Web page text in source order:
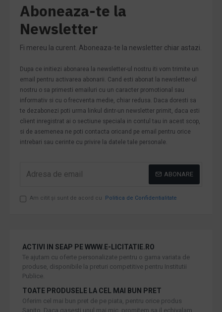
Aboneaza-te la
Newsletter
Fi mereu la curent. Aboneaza-te la newsletter chiar astazi.
Dupa ce initiezi abonarea la newsletter-ul nostru iti vom trimite un
email pentru activarea abonarii. Cand esti abonat la newsletter-ul
nostru o sa primesti emailuri cu un caracter promotional sau
informativ si cu o frecventa medie, chiar redusa. Daca doresti sa
te dezabonezi poti urma linkul dintr-un newsletter primit, daca esti
client inregistrat ai o sectiune speciala in contul tau in acest scop,
si de asemenea ne poti contacta oricand pe email pentru orice
intrebari sau cerinte cu privire la datele tale personale.
ABONARE
Am citit şi sunt de acord cu Politica de Confidentialitate
ACTIVI IN SEAP PE WWW.E-LICITATIE.RO
Te ajutam cu oferte personalizate pentru o gama variata de
produse, disponibile la preturi competitive pentru Institutii
Publice.
TOATE PRODUSELE LA CEL MAI BUN PRET
Oferim cel mai bun pret de pe piata, pentru orice produs
Sanito. Daca gasesti unul mai mic, promitem sa il echivalam.